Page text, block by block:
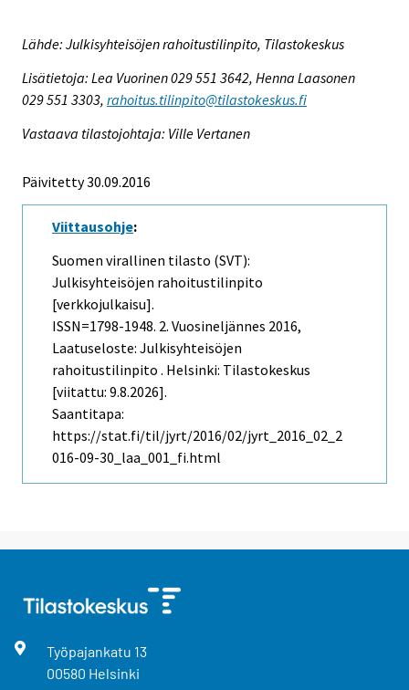
Lähde: Julkisyhteisöjen rahoitustilinpito, Tilastokeskus
Lisätietoja: Lea Vuorinen 029 551 3642, Henna Laasonen
029 551 3303, rahoitus.tilinpito@tilastokeskus.fi
Vastaava tilastojohtaja: Ville Vertanen
Päivitetty 30.09.2016
Viittausohje:
Suomen virallinen tilasto (SVT):
Julkisyhteisöjen rahoitustilinpito
[verkkojulkaisu].
ISSN=1798-1948. 2. Vuosineljännes 2016,
Laatuseloste: Julkisyhteisöjen
rahoitustilinpito . Helsinki: Tilastokeskus
[viitattu: 9.8.2026].
Saantitapa:
https://stat.fi/til/jyrt/2016/02/jyrt_2016_02_2
016-09-30_laa_001_fi.html
Työpajankatu 13
00580 Helsinki